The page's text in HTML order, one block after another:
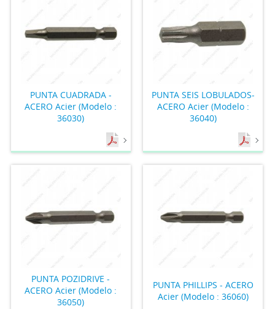
PUNTA CUADRADA -
ACERO Acier (Modelo :
36030)
PUNTA SEIS LOBULADOS-
ACERO Acier (Modelo :
36040)
PUNTA POZIDRIVE -
ACERO Acier (Modelo :
36050)
PUNTA PHILLIPS - ACERO
Acier (Modelo : 36060)